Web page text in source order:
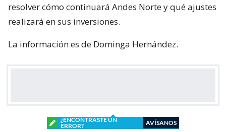
resolver cómo continuará Andes Norte y qué ajustes
realizará en sus inversiones.
La información es de Dominga Hernández.
¿ENCONTRASTE UN
ERROR?
AVÍSANOS